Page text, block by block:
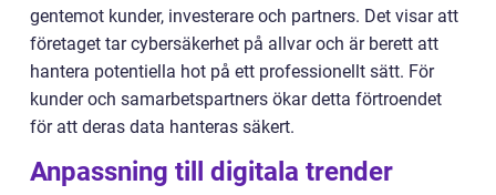
gentemot kunder, investerare och partners. Det visar att
företaget tar cybersäkerhet på allvar och är berett att
hantera potentiella hot på ett professionellt sätt. För
kunder och samarbetspartners ökar detta förtroendet
för att deras data hanteras säkert.
Anpassning till digitala trender